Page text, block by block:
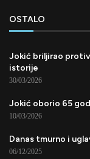
OSTALO
Jokić briljirao
istorije
30/03/2026
Jokić oborio 65
10/03/2026
Danas tmurno i
06/12/2025